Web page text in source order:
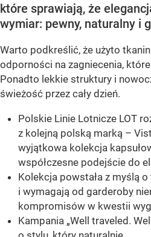
które sprawiają, że
wymiar: pewny, naturalny i
Warto podkreślić, że użyto
odporności na zagniecenia,
Ponadto lekkie struktury i
świeżość przez cały dzień.
Polskie Linie Lotnicze LOT
z kolejną polską marką –
wyjątkowa kolekcja
współczesne podejście do
Kolekcja powstała z myślą
i wymagają od garderoby
kompromisów w kwestii
Kampania „Well traveled.